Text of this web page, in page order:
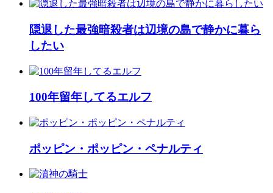
隠退した最強暗殺者は辺境の島で静かに暮ら
したい
100年留年してるエルフ
ポッピン・ポッピン・ペナルティ